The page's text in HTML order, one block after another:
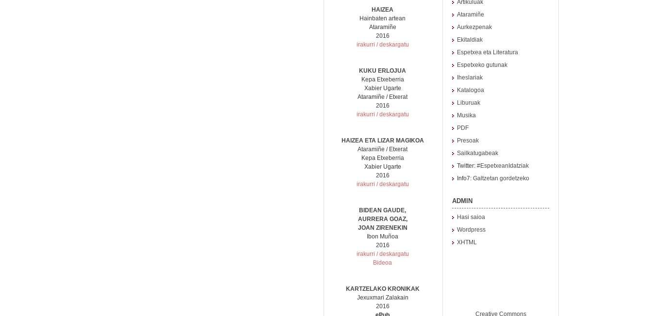
HAIZEA
Hainbaten artean
Ataramiñe
2016
irakurri / deskargatu
KUKU ERLOJUA
Kepa Etxeberria
Xabier Ugarte
Ataramiñe / Etxerat
2016
irakurri / deskargatu
HAIZEA ETA LIZAR MAGIKOA
Ataramiñe / Etxerat
Kepa Etxeberria
Xabier Ugarte
2016
irakurri / deskargatu
BIDEAN GAUDE,
AURRERA GOAZ,
JOAN ZIRENEKIN
Ibon Muñoa
2016
irakurri / deskargatu
Bideoa
KARTZELAKO KRONIKAK
Jexuxmari Zalakain
2016
Artikuluak
Ataramiñe
Aurkezpenak
Ekitaldiak
Espetxea eta Literatura
Espetxeko gutunak
Iheslariak
Katalogoa
Liburuak
Musika
PDF
Presoak
Sailkatugabeak
Twitter: #EspetxeanIdatziak
Info7: Galtzetan gordetzeko
ADMIN
Hasi saioa
Wordpress
XHTML
Creative Commons